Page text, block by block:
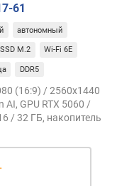
61
автономный
SSD M.2 Wi-Fi 6E
DDR5
(16:9) / 2560x1440
AI, GPU RTX 5060 /
/ 32 ГБ, накопитель